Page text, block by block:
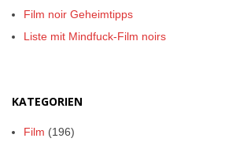
Film noir Geheimtipps
Liste mit Mindfuck-Film noirs
KATEGORIEN
Film (196)